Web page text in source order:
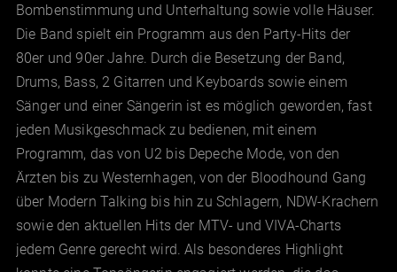
Bombenstimmung und Unterhaltung sowie volle Häuser.
Die Band spielt ein Programm aus den Party-Hits der
80er und 90er Jahre. Durch die Besetzung der Band,
Drums, Bass, 2 Gitarren und Keyboards sowie einem
Sänger und einer Sängerin ist es möglich geworden, fast
jeden Musikgeschmack zu bedienen, mit einem
Programm, das von U2 bis Depeche Mode, von den
Ärzten bis zu Westernhagen, von der Bloodhound Gang
über Modern Talking bis hin zu Schlagern, NDW-Krachern
sowie den aktuellen Hits der MTV- und VIVA-Charts
jedem Genre gerecht wird. Als besonderes Highlight